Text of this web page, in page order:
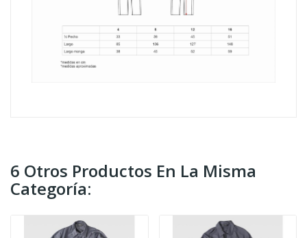
6 Otros Productos En La Misma
Categoría: